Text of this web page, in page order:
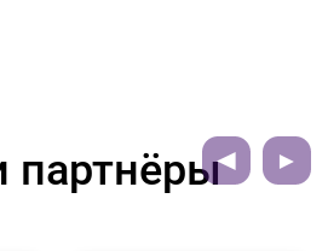
партнёры